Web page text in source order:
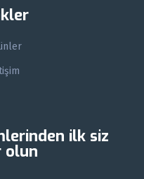
ilk siz
olun